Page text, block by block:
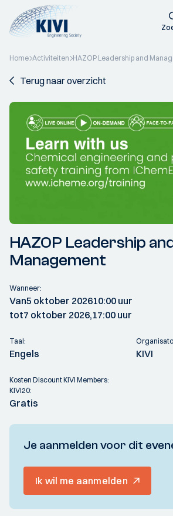
Home Activiteiten HAZOP Leadership and
Terug naar overzicht
HAZOP Leadership
Management
Wanneer:
Van5 oktober 202610:00 uur
tot7 oktober 2026,17:00 uur
Taal:
Engels KIVI
Kosten Discount KIVI Members:
KIVI20:
Gratis
Je aanmelden voor dit
Ik wil me aanmelden